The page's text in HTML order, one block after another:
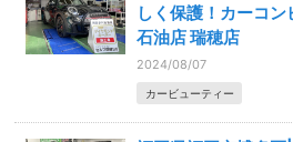
しく保護！カーコ
石油店 瑞穂店
2024/08/07
カービューティー